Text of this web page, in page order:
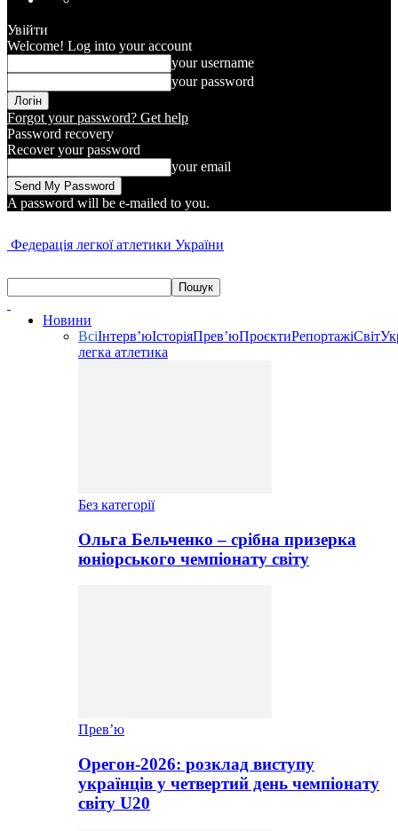
Увійти
Welcome! Log into your account
your username
your password
Forgot your password? Get help
Password recovery
Recover your password
your email
A password will be e-mailed to you.
Федерація легкої атлетики України
Новини
ВсіІнтерв’юІсторіяПрев’юПроєктиРепортажіСвіт
легка атлетика
Без категорії
Ольга Бельченко – срібна призерка
юніорського чемпіонату світу
Прев’ю
Орегон-2026: розклад виступу
українців у четвертий день чемпіонату
світу U20